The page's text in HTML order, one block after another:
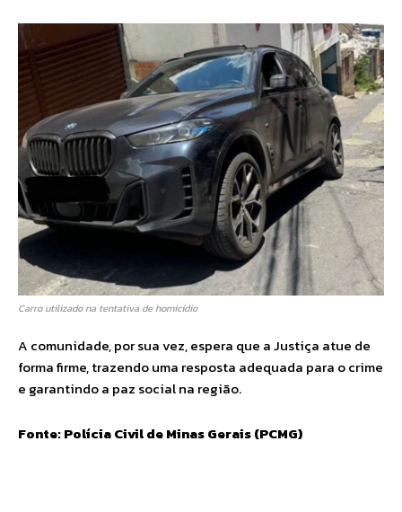
Carro utilizado na tentativa de homicídio
A comunidade, por sua vez, espera que a Justiça atue de
forma firme, trazendo uma resposta adequada para o crime
e garantindo a paz social na região.
Fonte: Polícia Civil de Minas Gerais (PCMG)